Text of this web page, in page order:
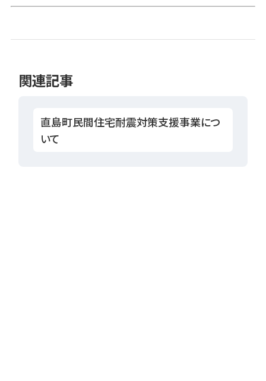
関連記事
直島町民間住宅耐震対策支援事業につ
いて